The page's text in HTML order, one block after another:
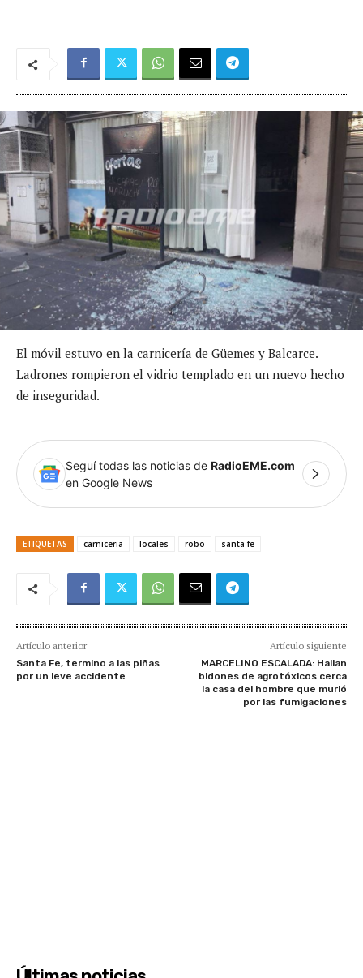
El móvil estuvo en la carnicería de Güemes y Balcarce.
Ladrones rompieron el vidrio templado en un nuevo hecho
de inseguridad.
Seguí todas las noticias de RadioEME.com
en Google News
ETIQUETAS carniceria locales robo santa fe
Artículo anterior
Santa Fe, termino a las piñas
por un leve accidente
Artículo siguiente
MARCELINO ESCALADA: Hallan
bidones de agrotóxicos cerca
la casa del hombre que murió
por las fumigaciones